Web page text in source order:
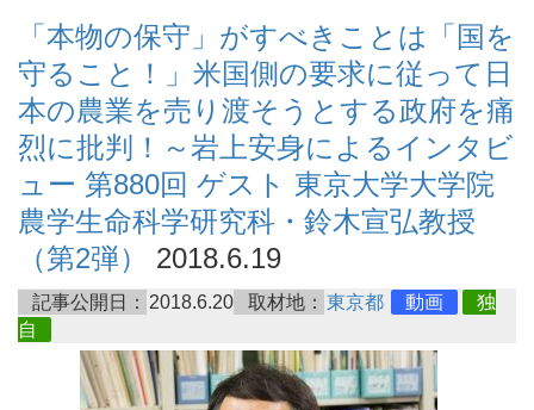
「本物の保守」がすべきことは「国を
守ること！」米国側の要求に従って日
本の農業を売り渡そうとする政府を痛
烈に批判！～岩上安身によるインタビ
ュー 第880回 ゲスト 東京大学大学院
農学生命科学研究科・鈴木宣弘教授
（第2弾）
2018.6.19
記事公開日： 2018.6.20 取材地： 東京都 動画
独
自